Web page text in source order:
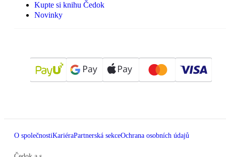
Kupte si knihu Čedok
Novinky
O společnostiKariéraPartnerská sekceOchrana osobních údajů